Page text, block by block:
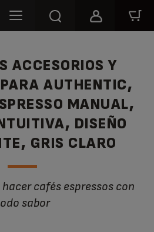
ACCESORIOS Y
AUTHENTIC,
MANUAL,
DISEÑO
GRIS CLARO
sabor